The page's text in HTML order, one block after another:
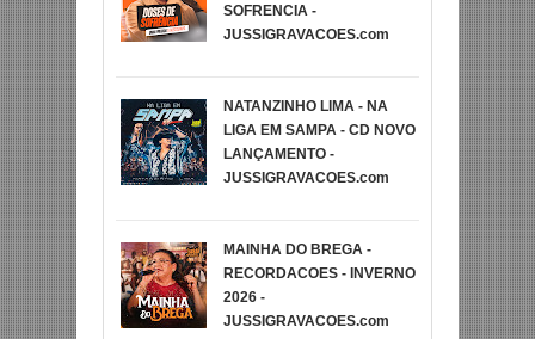
SOFRENCIA -
JUSSIGRAVACOES.com
NATANZINHO LIMA - NA
LIGA EM SAMPA - CD NOVO
LANÇAMENTO -
JUSSIGRAVACOES.com
MAINHA DO BREGA -
RECORDACOES - INVERNO
2026 -
JUSSIGRAVACOES.com